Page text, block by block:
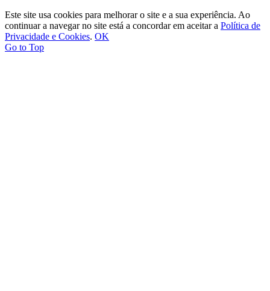
Este site usa cookies para melhorar o site e a sua experiência. Ao
continuar a navegar no site está a concordar em aceitar a Política de
Privacidade e Cookies. OK
Go to Top